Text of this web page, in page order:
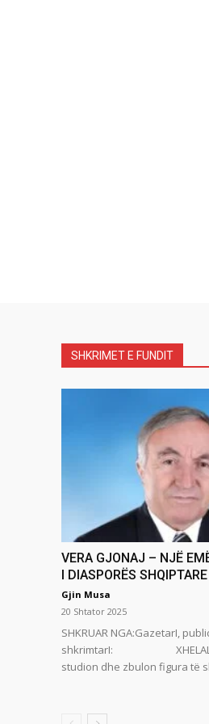
SHKRIMET E FUNDIT
VERA GJONAJ – NJË
I DIASPORËS
Gjin Musa
20 Shtator 2025
SHKRUAR NGA:GazetarI,
shkrimtarI: XHELAL
studion dhe zbulon figura të